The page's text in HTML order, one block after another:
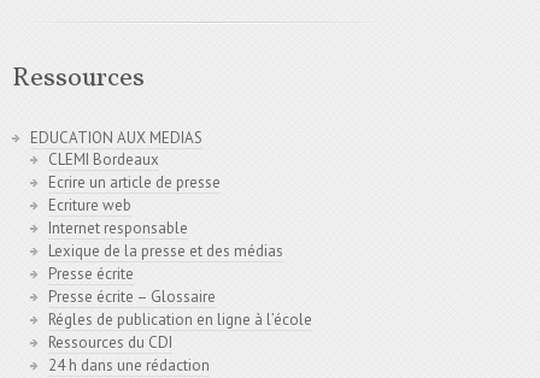
Ressources
EDUCATION AUX MEDIAS
CLEMI Bordeaux
Ecrire un article de presse
Ecriture web
Internet responsable
Lexique de la presse et des médias
Presse écrite
Presse écrite – Glossaire
Régles de publication en ligne à l’école
Ressources du CDI
24 h dans une rédaction